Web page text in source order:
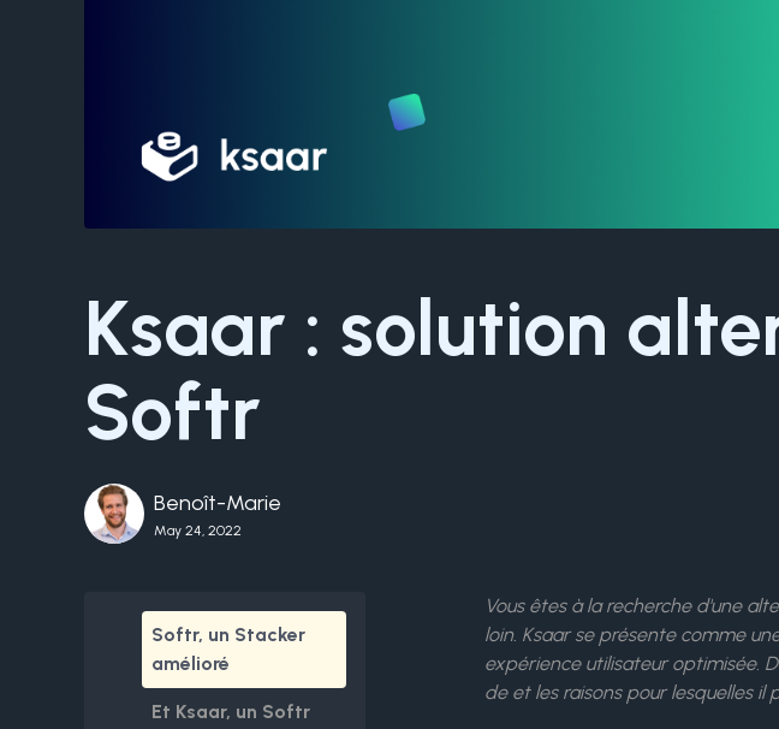
Ksaar : solution
Softr
Benoît-Marie
May 24, 2022
Softr, un Stacker
amélioré
Et Ksaar, un Softr
Vous êtes à la recherche d'une
loin. Ksaar se présente comme
expérience utilisateur optimisée.
de et les raisons pour lesquelles